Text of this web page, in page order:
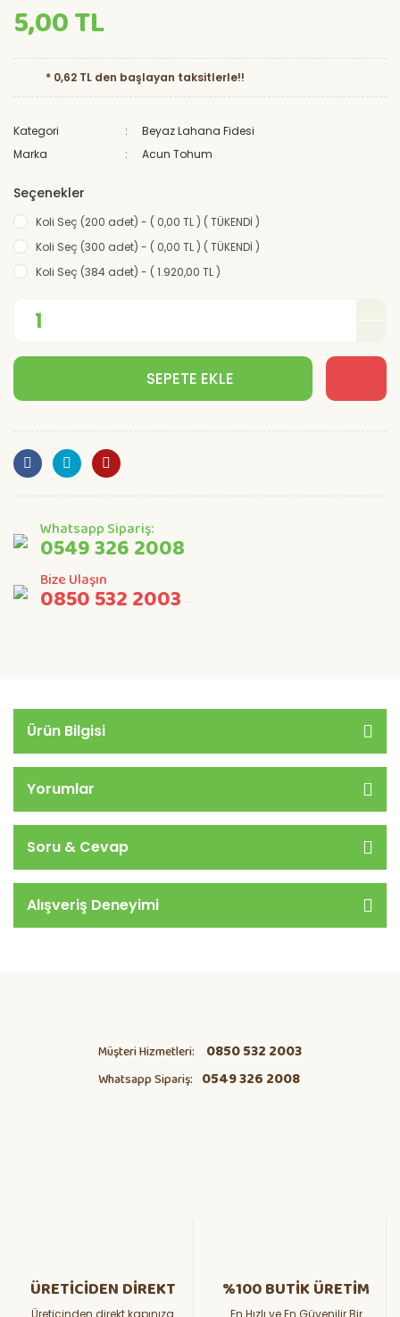
5,00 TL
* 0,62 TL den başlayan taksitlerle!!
Kategori
Beyaz Lahana Fidesi
Marka
Acun Tohum
Seçenekler
Koli Seç (200 adet) - ( 0,00 TL ) ( TÜKENDİ )
Koli Seç (300 adet) - ( 0,00 TL ) ( TÜKENDİ )
Koli Seç (384 adet) - ( 1.920,00 TL )
SEPETE EKLE
Whatsapp Sipariş:
0549 326 2008
Bize Ulaşın
0850 532 2003
Ürün Bilgisi
Yorumlar
Soru & Cevap
Alışveriş Deneyimi
Müşteri Hizmetleri: 0850 532 2003
Whatsapp Sipariş: 0549 326 2008
ÜRETİCİDEN DİREKT
Üreticinden direkt kapınıza
%100 BUTİK ÜRETİM
En Hızlı ve En Güvenilir Bir